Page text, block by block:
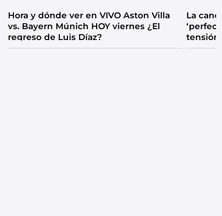
Hora y dónde ver en VIVO Aston Villa
vs. Bayern Múnich HOY viernes ¿El
regreso de Luis Díaz?
La
tensión
catarsis